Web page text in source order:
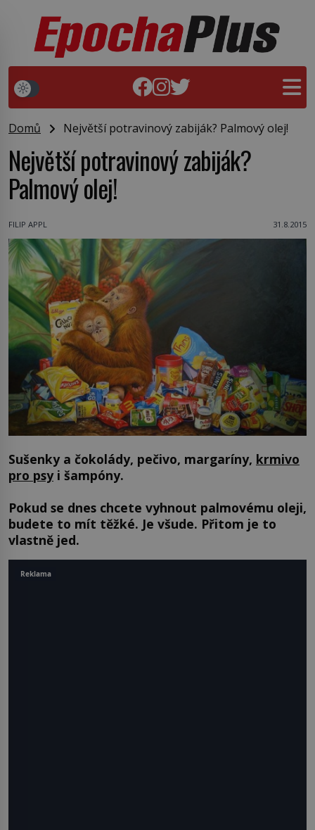
Domů Největší potravinový zabiják? Palmový olej!
Největší potravinový zabiják?
Palmový olej!
FILIP APPL 31.8.2015
Sušenky a čokolády, pečivo, margaríny, krmivo
pro psyi šampóny.
Pokud se dnes chcete vyhnout palmovému oleji,
budete to mít těžké. Je všude. Přitom je to
vlastně jed.
Reklama